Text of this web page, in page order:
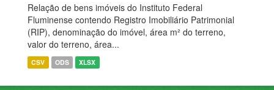
Relação de bens imóveis do Instituto Federal
Fluminense contendo Registro Imobiliário Patrimonial
(RIP), denominação do imóvel, área m² do terreno,
valor do terreno, área...
CSV ODS XLSX